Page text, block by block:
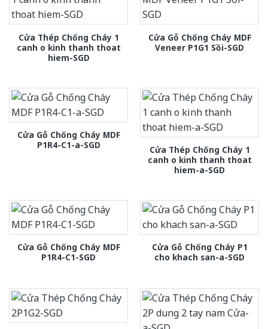
Cửa Thép Chống Cháy 1
canh o kinh thanh thoat
hiem-SGD
Cửa Gỗ Chống Cháy MDF
Veneer P1G1 Sồi-SGD
Cửa Gỗ Chống Cháy MDF
P1R4-C1-a-SGD
Cửa Thép Chống Cháy 1
canh o kinh thanh thoat
hiem-a-SGD
Cửa Gỗ Chống Cháy MDF
P1R4-C1-SGD
Cửa Gỗ Chống Cháy P1
cho khach san-a-SGD